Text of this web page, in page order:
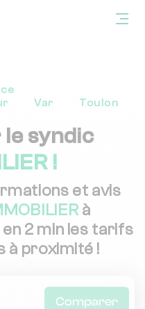
Var
Toulon
syndic
!
et avis
à
2 min les tarifs
à proximité !
Comparer